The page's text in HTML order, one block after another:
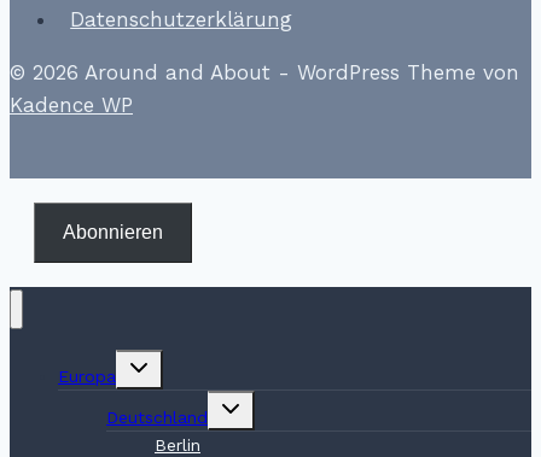
Datenschutzerklärung
© 2026 Around and About - WordPress Theme von
Kadence WP
Abonnieren
Europa
Untermenü
Deutschland
Untermenü
Berlin